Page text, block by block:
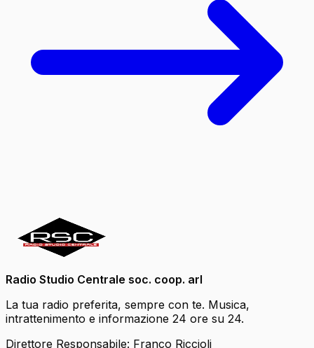
Radio Studio Centrale soc. coop. arl
La tua radio preferita, sempre con te. Musica,
intrattenimento e informazione 24 ore su 24.
Direttore Responsabile: Franco Riccioli